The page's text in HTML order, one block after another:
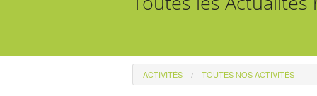
ACTIVITÉS TOUTES NOS ACTIVITÉS